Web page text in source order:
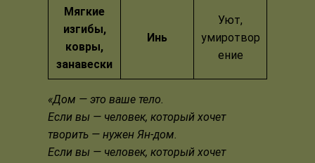
Мягкие
изгибы,
ковры,
занавески
Инь
Уют,
умиротвор
ение
«Дом — это ваше тело.
Если вы — человек, который хочет
творить — нужен Ян-дом.
Если вы — человек, который хочет